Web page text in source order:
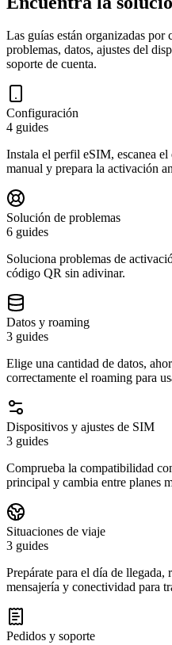
Las guías están organizadas
problemas, datos, ajustes del
soporte de cuenta.
Configuración
4 guides
Instala el perfil eSIM, escanea
manual y prepara la activación
Solución de problemas
6 guides
Soluciona problemas de
código QR sin adivinar.
Datos y roaming
3 guides
Elige una cantidad de datos,
correctamente el roaming para
Dispositivos y ajustes de SIM
3 guides
Comprueba la compatibilidad
principal y cambia entre planes
Situaciones de viaje
3 guides
Prepárate para el día de llegada,
mensajería y conectividad para
Pedidos y soporte